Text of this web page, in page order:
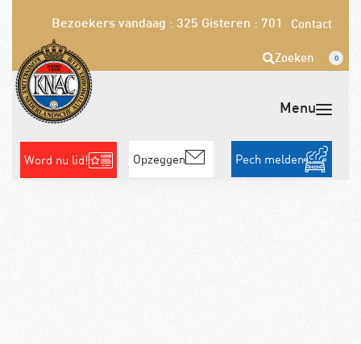
Bezoekers vandaag : 325 Gisteren : 701 Contact
Zoeken 0
Word nu lid! Opzeggen Pech melden